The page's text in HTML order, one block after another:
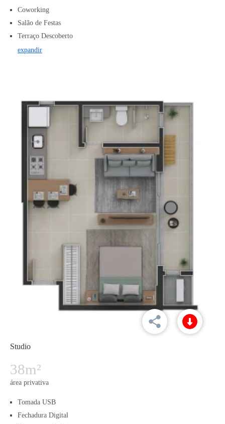
Coworking
Salão de Festas
Terraço Descoberto
expandir
Studio
38m²
área privativa
Tomada USB
Fechadura Digital